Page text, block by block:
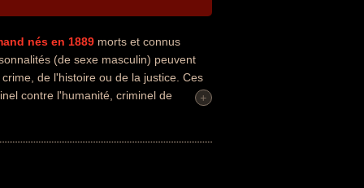
nés en 1889 morts et connus
(de sexe masculin) peuvent
de l'histoire ou de la justice. Ces
contre l'humanité, criminel de
+